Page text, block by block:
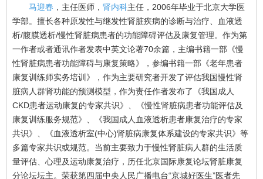
马迎春 ，主任医师，肾内科主任，2006年毕业于北京大学医
学部。擅长各种原发性与继发性肾脏疾病的诊断与治疗、血液透
析/腹膜透析/慢性肾脏病患者的功能障碍评估及康复管理。作为第
一作者或者通讯作者发表中英文论著70余篇，主编书籍一部《慢
性肾脏病患者功能障碍与康复策略》，参编书籍一部《老年患者
康复训练师实务培训》，作为主要研究者开发了评估我国慢性肾
脏病人群肾功能的预测模型，作为责任作者发布了《我国成人
CKD患者运动康复的专家共识》、《慢性肾脏病患者功能评估及
康复训练服务规范》、《我国成人血液透析患者康复治疗的专家
共识》、《血液透析室(中心)肾脏病康复体系建设的专家共识》等
多篇专家共识或规范。当前主要致力于慢性肾脏病人群的生活质
量评估、心理及运动康复治疗，历任北京国际康复论坛肾脏康复
分论坛坛主。荣获第四届中央人民广播电台“京城好医生”医者先